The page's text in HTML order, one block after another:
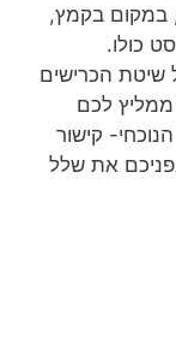
במקום בקמץ,
כולו.
על שיטת הכרישים
לכם
קישור
את שלל